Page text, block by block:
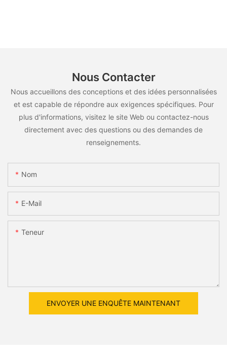
Nous Contacter
Nous accueillons des conceptions et des idées personnalisées
et est capable de répondre aux exigences spécifiques. Pour
plus d'informations, visitez le site Web ou contactez-nous
directement avec des questions ou des demandes de
renseignements.
Nom
E-Mail
Teneur
ENVOYER UNE ENQUÊTE MAINTENANT